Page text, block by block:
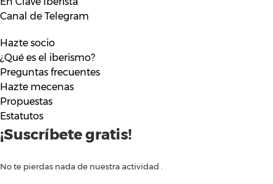
Canal de Telegram
Hazte socio
¿Qué es el iberismo?
Preguntas frecuentes
Hazte mecenas
Propuestas
Estatutos
¡Suscríbete gratis!
No te pierdas nada de nuestra actividad .